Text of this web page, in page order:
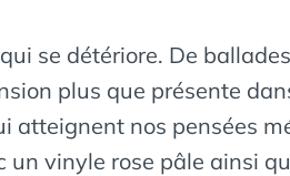
se détériore. De
plus que présente
atteignent nos pensées
vinyle rose pâle ainsi